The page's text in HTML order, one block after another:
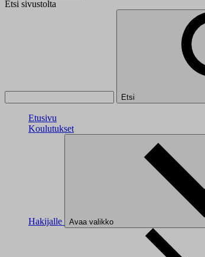
Etsi sivustolta
Etsi
Etusivu
Koulutukset
Hakijalle Avaa valikko